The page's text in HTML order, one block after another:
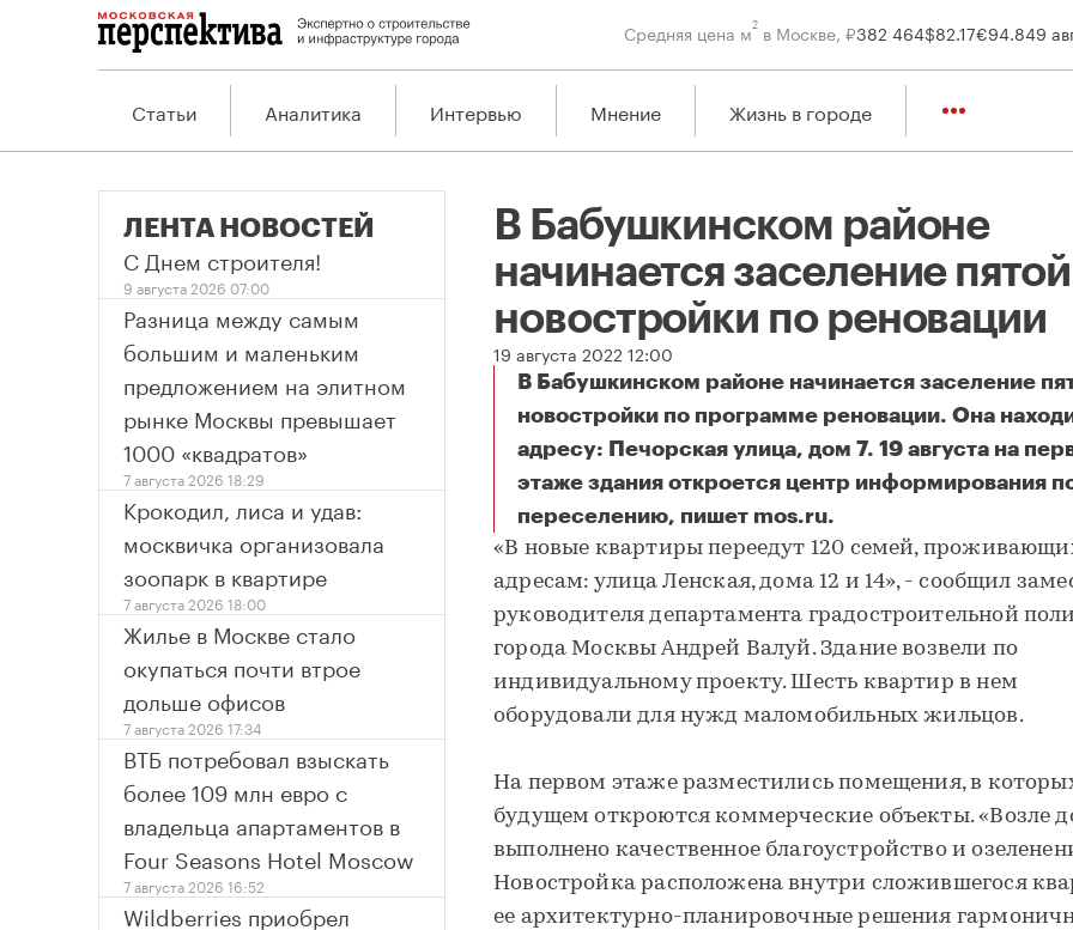
Средняя цена м2 в Москве, ₽382 464$82.17€94.849
Статьи Аналитика Интервью Мнение Жизнь в городе
В Бабушкинском районе
начинается заселение пятой
новостройки по реновации
19 августа 2022 12:00
В Бабушкинском районе начинается заселение
новостройки по программе реновации. Она
адресу: Печорская улица, дом 7. 19 августа на
этаже здания откроется центр информирования
переселению, пишет mos.ru.
«В новые квартиры переедут 120 семей,
адресам: улица Ленская, дома 12 и 14», - сообщил
руководителя департамента градостроительной
города Москвы Андрей Валуй. Здание возвели по
индивидуальному проекту. Шесть квартир в нем
оборудовали для нужд маломобильных жильцов.
На первом этаже разместились помещения, в
будущем откроются коммерческие объекты. «Возле
выполнено качественное благоустройство и
Новостройка расположена внутри сложившегося
ее архитектурно-планировочные решения
ЛЕНТА НОВОСТЕЙ
С Днем строителя!
9 августа 2026 07:00
Разница между самым
большим и маленьким
предложением на элитном
рынке Москвы превышает
1000 «квадратов»
7 августа 2026 18:29
Крокодил, лиса и удав:
москвичка организовала
зоопарк в квартире
7 августа 2026 18:00
Жилье в Москве стало
окупаться почти втрое
дольше офисов
7 августа 2026 17:34
ВТБ потребовал взыскать
более 109 млн евро с
владельца апартаментов в
Four Seasons Hotel Moscow
7 августа 2026 16:52
Wildberries приобрел